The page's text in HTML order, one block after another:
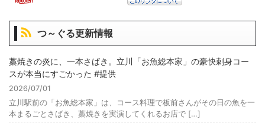
つ～ぐる更新情報
藁焼きの炎に、一本さばき。立川「お魚総本家」の豪快刺身コー
スが本当にすごかった #提供
2026/07/01
立川駅前の「お魚総本家」は、コース料理で板前さんがその日の魚を一
本まるごとさばき、藁焼きを実演してくれるお店で […]